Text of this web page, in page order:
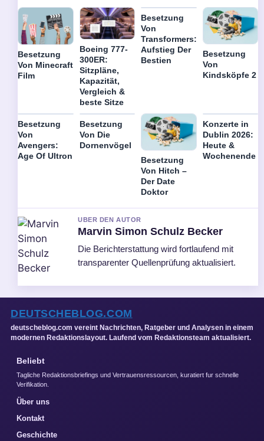
Besetzung
Von Minecraft
Film
Boeing 777-
300ER:
Sitzpläne,
Kapazität,
Vergleich &
beste Sitze
Besetzung
Von
Transformers:
Aufstieg Der
Bestien
Besetzung
Von
Kindsköpfe 2
Besetzung
Von
Avengers:
Age Of Ultron
Besetzung
Von Die
Dornenvögel
Besetzung
Von Hitch –
Der Date
Doktor
Konzerte in
Dublin 2026:
Heute &
Wochenende
UBER DEN AUTOR
Marvin Simon Schulz Becker
Die Berichterstattung wird fortlaufend mit
transparenter Quellenprüfung aktualisiert.
DEUTSCHEBLOG.COM
deutscheblog.com vereint Nachrichten, Ratgeber und Analysen in einem
modernen Redaktionslayout. Laufend vom Redaktionsteam aktualisiert.
Beliebt
Tagliche Redaktionsbriefings und Vertrauensressourcen, kuratiert fur schnelle
Verifikation.
Über uns
Kontakt
Geschichte